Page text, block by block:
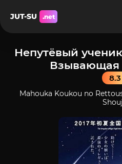
JUT-SU .net
Непутёвый
Взывающая
8.3
Mahouka Koukou no